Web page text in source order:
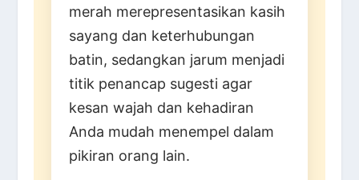
merah merepresentasikan kasih
sayang dan keterhubungan
batin, sedangkan jarum menjadi
titik penancap sugesti agar
kesan wajah dan kehadiran
Anda mudah menempel dalam
pikiran orang lain.